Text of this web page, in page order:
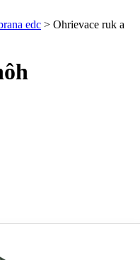
edc > Ohrievace ruk a